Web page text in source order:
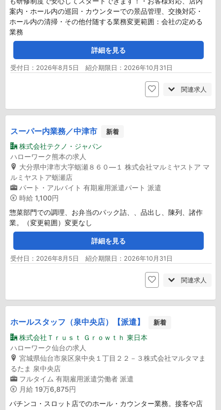
案内・ホール内の巡回・カウンターでの景品管理、交換対応・
ホール内の清掃・その他付随する業務変更範囲：会社の定める
業務
詳細を見る
受付日：2026年8月5日 紹介期限日：2026年10月31日
関連求人
スーパー内業務／中津市 新着
株式会社テクノ・ジャパン
ハローワーク熊本の求人
大分県中津市大字蛎瀬８６０―１ 株式会社マルミヤストア マ
ルミヤストア蛎瀬店
パート・アルバイト 有期雇用派遣パート 派遣
時給 1,100円
惣菜部門での調理、お弁当のパック詰、、品出し、陳列、諸作
業。（変更範囲）変更なし
詳細を見る
受付日：2026年8月5日 紹介期限日：2026年10月31日
関連求人
ホールスタッフ（泉中央店）【派遣】 新着
株式会社Ｔｒｕｓｔ Ｇｒｏｗｔｈ 東日本
ハローワーク仙台の求人
宮城県仙台市泉区泉中央１丁目２２－３株式会社マルタマま
るたま 泉中央店
フルタイム 有期雇用派遣労働者 派遣
月給 19万6,875円
パチンコ・スロット店でのホール・カウンター業務。接客や店